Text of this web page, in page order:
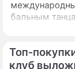
бальным
президент
Союза,
Топ-
клуб